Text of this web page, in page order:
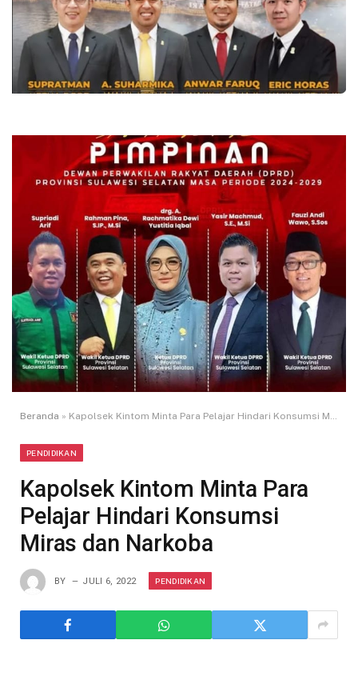
Beranda » Kapolsek Kintom Minta Para Pelajar Hindari Konsumsi Miras dan Narkoba
PENDIDIKAN
Kapolsek Kintom Minta Para
Pelajar Hindari Konsumsi
Miras dan Narkoba
BY JULI 6, 2022 PENDIDIKAN